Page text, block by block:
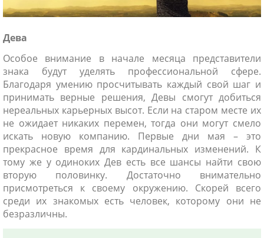
Дева
Особое внимание в начале месяца представители
знака будут уделять профессиональной сфере.
Благодаря умению просчитывать каждый свой шаг и
принимать верные решения, Девы смогут добиться
нереальных карьерных высот. Если на старом месте их
не ожидает никаких перемен, тогда они могут смело
искать новую компанию. Первые дни мая – это
прекрасное время для кардинальных изменений. К
тому же у одиноких Дев есть все шансы найти свою
вторую половинку. Достаточно внимательно
присмотреться к своему окружению. Скорей всего
среди их знакомых есть человек, которому они не
безразличны.